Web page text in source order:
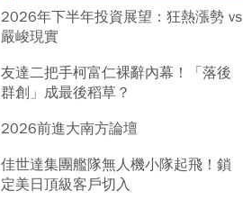
2026年下半年投資展望：狂熱漲勢 vs
嚴峻現實
友達二把手柯富仁裸辭內幕！「落後
群創」成最後稻草？
2026前進大南方論壇
佳世達集團艦隊無人機小隊起飛！鎖
定美日頂級客戶切入